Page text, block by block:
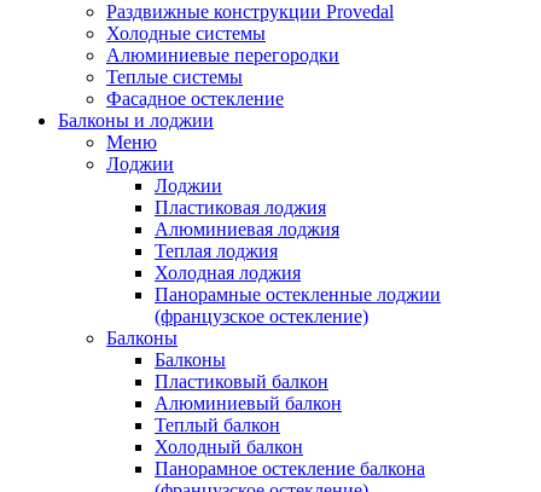
Раздвижные конструкции Provedal
Холодные системы
Алюминиевые перегородки
Теплые системы
Фасадное остекление
Балконы и лоджии
Меню
Лоджии
Лоджии
Пластиковая лоджия
Алюминиевая лоджия
Теплая лоджия
Холодная лоджия
Панорамные остекленные лоджии
(французское остекление)
Балконы
Балконы
Пластиковый балкон
Алюминиевый балкон
Теплый балкон
Холодный балкон
Панорамное остекление балкона